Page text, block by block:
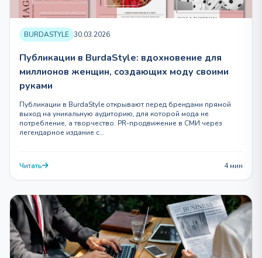
BURDASTYLE 30.03.2026
Публикации в BurdaStyle: вдохновение для
миллионов женщин, создающих моду своими
руками
Публикации в BurdaStyle открывают перед брендами прямой
выход на уникальную аудиторию, для которой мода не
потребление, а творчество. PR-продвижение в СМИ через
легендарное издание с…
Читать 4 мин